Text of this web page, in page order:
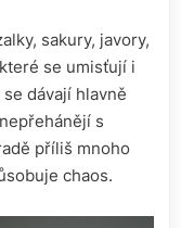
sakury, javory,
se umisťují i
dávají hlavně
s
příliš mnoho
chaos.